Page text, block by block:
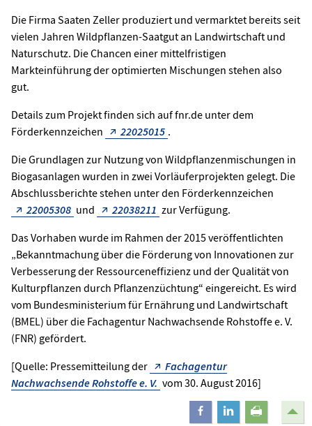
Die Firma Saaten Zeller produziert und vermarktet bereits seit
vielen Jahren Wildpflanzen-Saatgut an Landwirtschaft und
Naturschutz. Die Chancen einer mittelfristigen
Markteinführung der optimierten Mischungen stehen also
gut.
Details zum Projekt finden sich auf fnr.de unter dem
Förderkennzeichen
22025015 .
Die Grundlagen zur Nutzung von Wildpflanzenmischungen in
Biogasanlagen wurden in zwei Vorläuferprojekten gelegt. Die
Abschlussberichte stehen unter den Förderkennzeichen
22005308 und 22038211 zur Verfügung.
Das Vorhaben wurde im Rahmen der 2015 veröffentlichten
„Bekanntmachung über die Förderung von Innovationen zur
Verbesserung der Ressourceneffizienz und der Qualität von
Kulturpflanzen durch Pflanzenzüchtung“ eingereicht. Es wird
vom Bundesministerium für Ernährung und Landwirtschaft
(BMEL) über die Fachagentur Nachwachsende Rohstoffe e. V.
(FNR) gefördert.
[Quelle: Pressemitteilung der
Fachagentur
Nachwachsende Rohstoffe e. V. vom 30. August 2016]